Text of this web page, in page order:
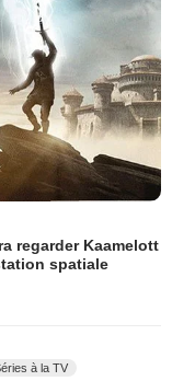
regarder Kaamelott
spatiale
à la TV